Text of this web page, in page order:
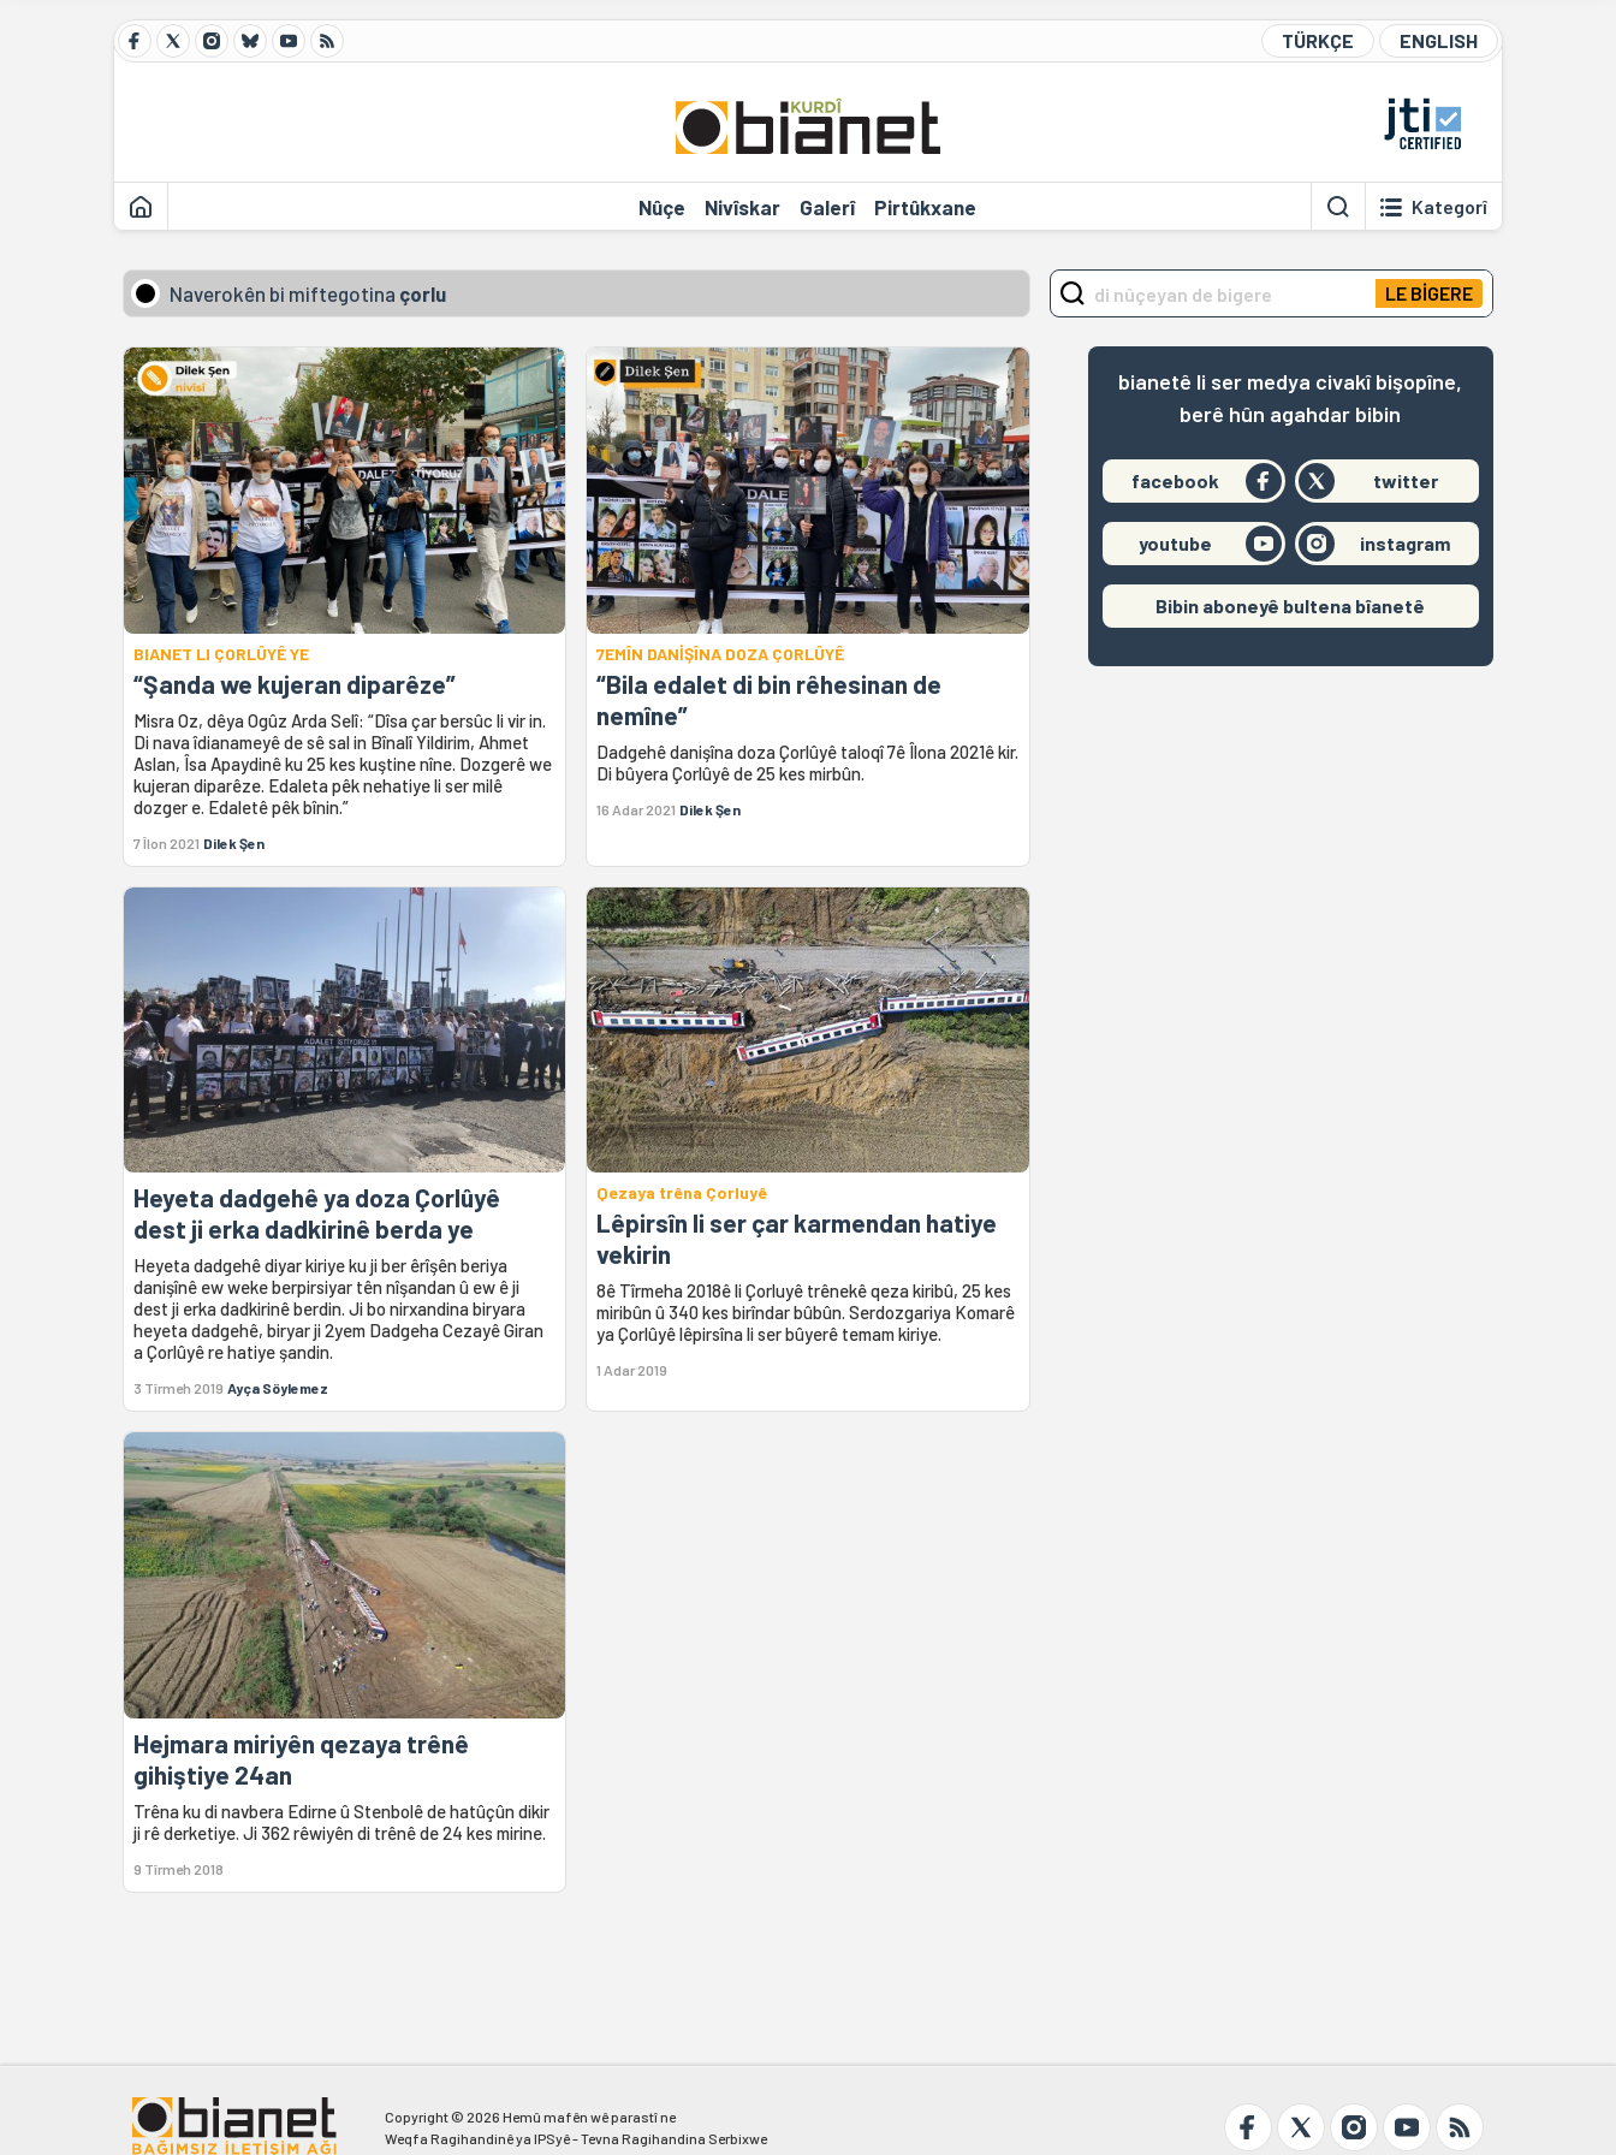
TÜRKÇE ENGLISH
Nûçe Nivîskar Galerî Pirtûkxane Kategorî
Naverokên bi miftegotina çorlu
BIANET LI ÇORLÛYÊ YE
“Şanda we kujeran diparêze”
Misra Oz, dêya Ogûz Arda Selî: “Dîsa çar bersûc li vir in.
Di nava îdianameyê de sê sal in Bînalî Yildirim, Ahmet
Aslan, Îsa Apaydinê ku 25 kes kuştine nîne. Dozgerê we
kujeran diparêze. Edaleta pêk nehatiye li ser milê
dozger e. Edaletê pêk bînin.”
7 Îlon 2021 Dilek Şen
7EMÎN DANİŞÎNA DOZA ÇORLÛYÊ
“Bila edalet di bin rêhesinan de
nemîne”
Dadgehê danişîna doza Çorlûyê taloqî 7ê Îlona 2021ê kir.
Di bûyera Çorlûyê de 25 kes mirbûn.
16 Adar 2021 Dilek Şen
Heyeta dadgehê ya doza Çorlûyê
dest ji erka dadkirinê berda ye
Heyeta dadgehê diyar kiriye ku ji ber êrîşên beriya
danişînê ew weke berpirsiyar tên nîşandan û ew ê ji
dest ji erka dadkirinê berdin. Ji bo nirxandina biryara
heyeta dadgehê, biryar ji 2yem Dadgeha Cezayê Giran
a Çorlûyê re hatiye şandin.
3 Tîrmeh 2019 Ayça Söylemez
Qezaya trêna Çorluyê
Lêpirsîn li ser çar karmendan hatiye
vekirin
8ê Tîrmeha 2018ê li Çorluyê trênekê qeza kiribû, 25 kes
miribûn û 340 kes birîndar bûbûn. Serdozgariya Komarê
ya Çorlûyê lêpirsîna li ser bûyerê temam kiriye.
1 Adar 2019
Hejmara miriyên qezaya trênê
gihiştiye 24an
Trêna ku di navbera Edirne û Stenbolê de hatûçûn dikir
ji rê derketiye. Ji 362 rêwiyên di trênê de 24 kes mirine.
9 Tîrmeh 2018
LE BİGERE
bianetê li ser medya civakî bişopîne,
berê hûn agahdar bibin
facebook twitter
youtube instagram
Bibin aboneyê bultena bîanetê
Copyright © 2026 Hemû mafên wê parastî ne
Weqfa Ragihandinê ya IPSyê - Tevna Ragihandina Serbixwe